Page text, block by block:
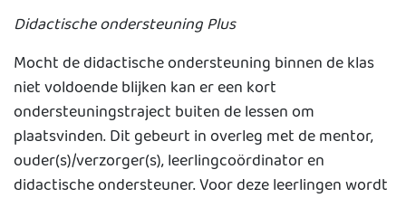
Didactische ondersteuning Plus
Mocht de didactische ondersteuning binnen de klas
niet voldoende blijken kan er een kort
ondersteuningstraject buiten de lessen om
plaatsvinden. Dit gebeurt in overleg met de mentor,
ouder(s)/verzorger(s), leerlingcoördinator en
didactische ondersteuner. Voor deze leerlingen wordt